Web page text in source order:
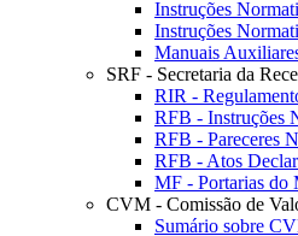
Instruções
Instruções
Manuais
SRF - Secretaria da
RIR -
RFB - Instruções
RFB - Pareceres
RFB - Atos
MF - Portarias do
CVM - Comissão de
Sumário sobre